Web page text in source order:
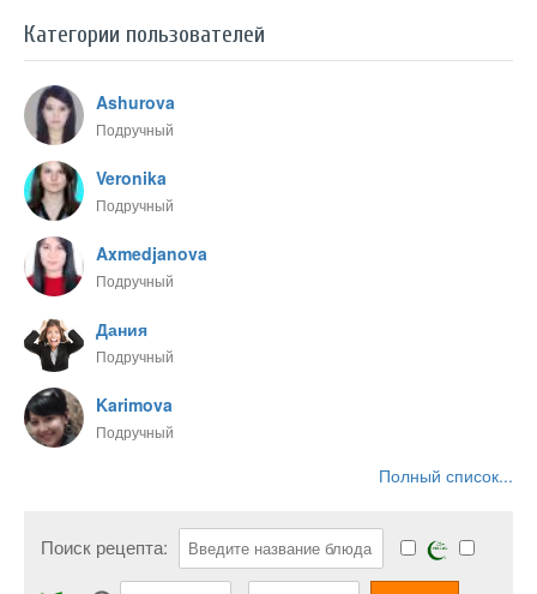
Категории пользователей
Ashurova
Подручный
Veronika
Подручный
Axmedjanova
Подручный
Дания
Подручный
Karimova
Подручный
Полный список...
Поиск рецепта: